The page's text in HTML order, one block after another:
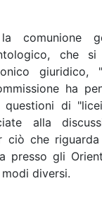
comunione
che
giuridico,
ha
questioni di
alla
ciò che
presso gli
diversi.